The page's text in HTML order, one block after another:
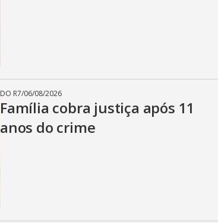
DO R7/06/08/2026
Família cobra justiça após 11
anos do crime